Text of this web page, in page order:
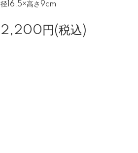
径16.5×高さ9cm
2,200円(税込)